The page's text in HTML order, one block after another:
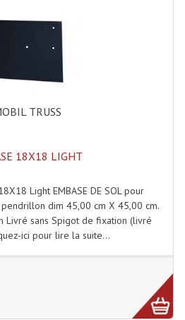
, Limiteurs , Noise Gate
Egaliseurs
Packs Sono
Passives Sono
De Scène
TRUSS
18X18 LIGHT
Light EMBASE DE SOL pour
dim 45,00 cm X 45,00 cm.
Livré sans Spigot de fixation (livré
ici pour lire la suite...